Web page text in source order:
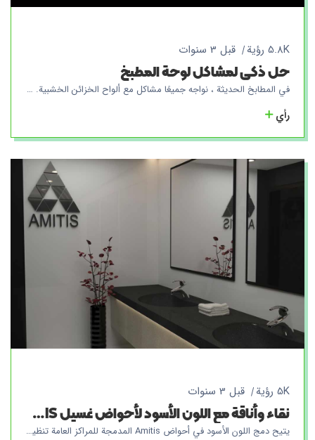
5.8K رؤية قبل 3 سنوات
حل ذكي لمشاكل لوحة المطبخ
في المطابخ الحديثة ، نواجه جميعًا مشاكل مع ألواح الخزائن الخشبية. تحدث هذه المشكلات بشكل عام بسبب الهيكل الخشبي لهذه الصفائح وحساسيتها لاختراق الماء. يعد التعفن وتلف الألواح ونمو البكتيريا في مطابخنا من المشكلات الشائعة التي تسبب مخاوف لا حصر لها في الحفاظ على البيئة نظيفة. ولكن الآن وبسهولة وبحلول ذكية ، نحن في Amitis Group Of Factories مستعدون للقضاء على هذه المشاكل إلى الأبد. من خلال إنتاج لوحات Amitis المدمجة ، نسمح لك بتجربة مطبخك بسلام وثقة. وفقًا لاحتياجاتك ، تم تصميم لوحات Amitis المدمجة خصيصًا وإنتاجها بأبعاد وأحجام مختلفة. نظرًا لخصائصها الفريدة ، لا تمنع هذه الألواح تغلغل الماء فحسب ، بل تقلل أيضًا من التسوس ونمو البكتيريا. بهذه الطريقة ، باستخدام لوحات Amitis المدمجة ، ستقل مخاوفك بشأن الحفاظ على بيئة المطبخ نظيفة وستوفر لك بيئة صحية وجميلة. بالإضافة إلى ذلك ، يتم توصيل الحوض أيضًا بسلاسة باللوحات ويتم إنتاجه ببساطة وباللون والحجم الذي تختاره. مع خط إنتاج مصانع Amitis ، تصل الأحواض المتكاملة إلى منزلك بألوان وتصميمات مختلفة. ستقودك الثقة في جودة Amitis إلى تجربة فريدة من نوعها للأطباق المدمجة في مطبخك بسهولة وثقة. مع Amitis ، انسى المشاكل وجرب الجودة في مطبخك. أيضًا ، نحاول دائمًا تلبية احتياجاتك في تصميم وإنتاج لوحات المطبخ المتكاملة من خلال التحسين المستمر للتكنولوجيا واستخدام مواد عالية الجودة.
رأي
5K رؤية قبل 3 سنوات
نقاء وأناقة مع اللون الأسود لأحواض غسيل AMITIS المتكاملة للمراكز العامة
يتيح دمج اللون الأسود في أحواض Amitis المدمجة للمراكز العامة تنظيفًا سهلًا مضادًا للبكتيريا نظرًا لتثبيته على الحائط. بتثبيت الحوض على الحائط ، لا داعي للتثبيت تحت العمل أو أحواض منفصلة ، وهذا يجعل تنظيف السطح السفلي للحوض أمرًا سهلاً. أيضًا ، يضمن استخدام منتجات Amitis المتكاملة عدم وجود طبقات في الحوض وأسطح العمل ، مما يقلل من احتمال تراكم البكتيريا في الأماكن المخفية. هذا المزيج ، بالإضافة إلى زيادة الصحة والسلامة في المراكز العامة ، يضيف أيضًا جمالًا وروعة للبيئة نظرًا لتصميمها الجميل والحديث.